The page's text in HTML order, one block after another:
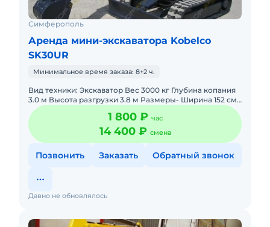
Симферополь
Аренда мини-экскаватора Kobelco
SK30UR
Минимальное время заказа: 8+2 ч.
Вид техники: Экскаватор Вес 3000 кг Глубина копания
3.0 м Высота разгрузки 3.8 м Размеры- Ширина 152 см,
1 800 ₽ час
14 400 ₽ смена
Позвонить Заказать Обратный звонок
Давно не обновлялось